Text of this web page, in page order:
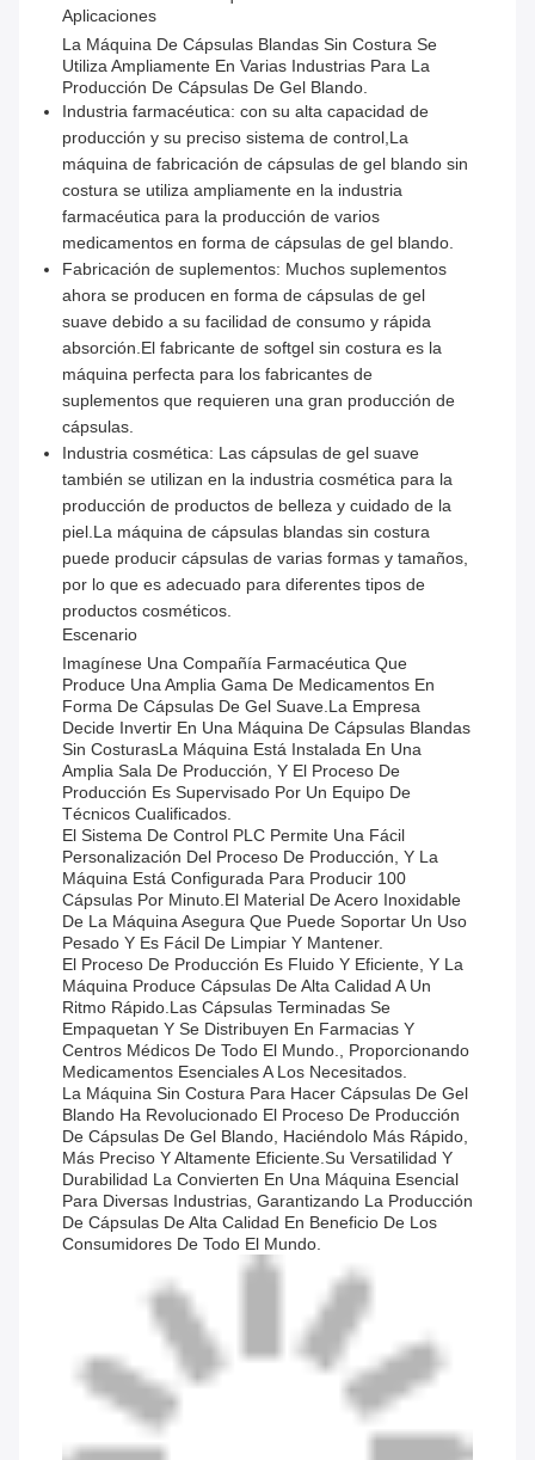
Aplicaciones
La Máquina De Cápsulas Blandas Sin Costura Se
Utiliza Ampliamente En Varias Industrias Para La
Producción De Cápsulas De Gel Blando.
Industria farmacéutica: con su alta capacidad de
producción y su preciso sistema de control,La
máquina de fabricación de cápsulas de gel blando sin
costura se utiliza ampliamente en la industria
farmacéutica para la producción de varios
medicamentos en forma de cápsulas de gel blando.
Fabricación de suplementos: Muchos suplementos
ahora se producen en forma de cápsulas de gel
suave debido a su facilidad de consumo y rápida
absorción.El fabricante de softgel sin costura es la
máquina perfecta para los fabricantes de
suplementos que requieren una gran producción de
cápsulas.
Industria cosmética: Las cápsulas de gel suave
también se utilizan en la industria cosmética para la
producción de productos de belleza y cuidado de la
piel.La máquina de cápsulas blandas sin costura
puede producir cápsulas de varias formas y tamaños,
por lo que es adecuado para diferentes tipos de
productos cosméticos.
Escenario
Imagínese Una Compañía Farmacéutica Que
Produce Una Amplia Gama De Medicamentos En
Forma De Cápsulas De Gel Suave.la Empresa
Decide Invertir En Una Máquina De Cápsulas Blandas
Sin CosturasLa Máquina Está Instalada En Una
Amplia Sala De Producción, Y El Proceso De
Producción Es Supervisado Por Un Equipo De
Técnicos Cualificados.
El Sistema De Control PLC Permite Una Fácil
Personalización Del Proceso De Producción, Y La
Máquina Está Configurada Para Producir 100
Cápsulas Por Minuto.El Material De Acero Inoxidable
De La Máquina Asegura Que Puede Soportar Un Uso
Pesado Y Es Fácil De Limpiar Y Mantener.
El Proceso De Producción Es Fluido Y Eficiente, Y La
Máquina Produce Cápsulas De Alta Calidad A Un
Ritmo Rápido.Las Cápsulas Terminadas Se
Empaquetan Y Se Distribuyen En Farmacias Y
Centros Médicos De Todo El Mundo., Proporcionando
Medicamentos Esenciales A Los Necesitados.
La Máquina Sin Costura Para Hacer Cápsulas De Gel
Blando Ha Revolucionado El Proceso De Producción
De Cápsulas De Gel Blando, Haciéndolo Más Rápido,
Más Preciso Y Altamente Eficiente.Su Versatilidad Y
Durabilidad La Convierten En Una Máquina Esencial
Para Diversas Industrias, Garantizando La Producción
De Cápsulas De Alta Calidad En Beneficio De Los
Consumidores De Todo El Mundo.